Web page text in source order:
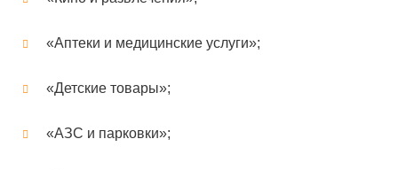
«Аптеки и медицинские услуги»;
«Детские товары»;
«АЗС и парковки»;